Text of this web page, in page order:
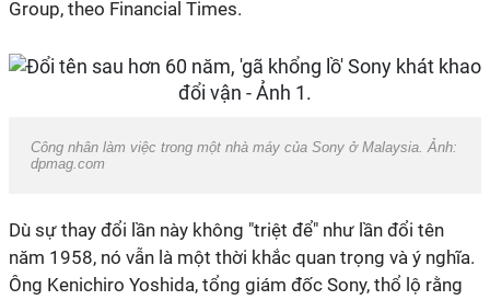
Group, theo Financial Times.
Công nhân làm việc trong một nhà máy của Sony ở Malaysia. Ảnh:
dpmag.com
Dù sự thay đổi lần này không "triệt để" như lần đổi tên
năm 1958, nó vẫn là một thời khắc quan trọng và ý nghĩa.
Ông Kenichiro Yoshida, tổng giám đốc Sony, thổ lộ rằng